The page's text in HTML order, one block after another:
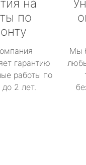
на
по
гарантию
работы по
2 лет.
Мы